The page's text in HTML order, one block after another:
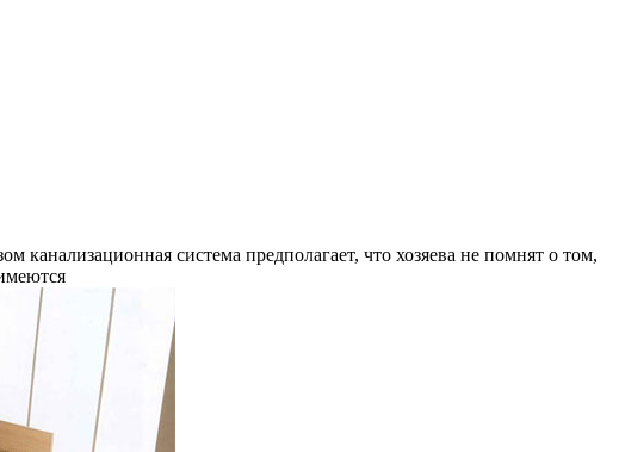
система предполагает, что хозяева не помнят о том,